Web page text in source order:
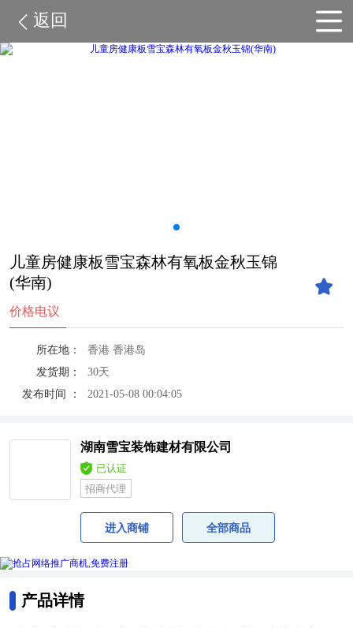
返回
儿童房健康板雪宝森林有氧板金秋玉锦
(华南)
价格电议
所在地：
香港 香港岛
发货期：
30天
发布时间 ：
2021-05-08 00:04:05
湖南雪宝装饰建材有限公司
已认证
招商代理
进入商铺 全部商品
产品详情